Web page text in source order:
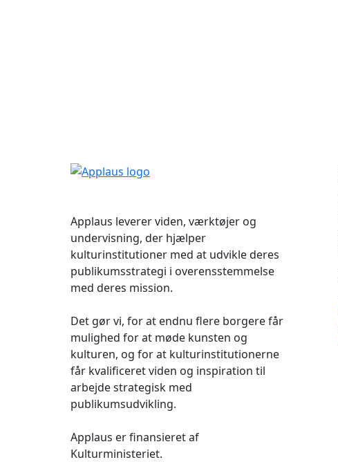
Applaus leverer viden, værktøjer og
undervisning, der hjælper
kulturinstitutioner med at udvikle deres
publikumsstrategi i overensstemmelse
med deres mission.
Det gør vi, for at endnu flere borgere får
mulighed for at møde kunsten og
kulturen, og for at kulturinstitutionerne
får kvalificeret viden og inspiration til
arbejde strategisk med
publikumsudvikling.
Applaus er finansieret af
Kulturministeriet.